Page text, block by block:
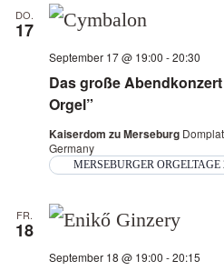
DO.
17
Das große
Orgel”
September 17 @ 19:00 -20:30
Kaiserdom zu Merseburg
Germany
MERSEBURGER ORGELTAGE
FR.
18
September 18 @ 19:00 -20:15